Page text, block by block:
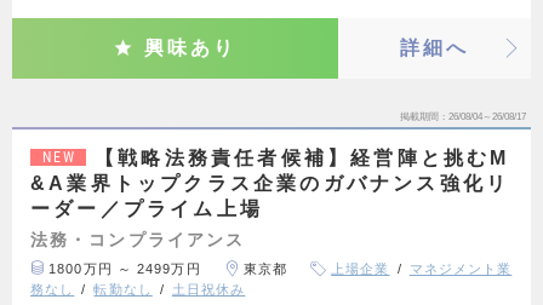
興味あり 詳細へ
掲載期間 26/08/04～26/08/17
NEW
【戦略法務責任者候補】経営陣と挑むM
&A業界トップクラス企業のガバナンス強化リ
ーダー／プライム上場
法務・コンプライアンス
1800万円 ～ 2499万円 東京都 上場企業
マネジメント業
務なし
転勤なし 土日祝休み